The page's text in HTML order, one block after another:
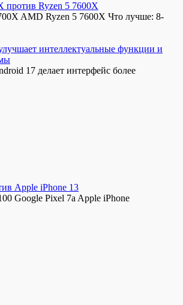
против Ryzen 5 7600X
AMD Ryzen 5 7600X Что лучше: 8-
интеллектуальные функции и
17 делает интерфейс более
Apple iPhone 13
Google Pixel 7a Apple iPhone